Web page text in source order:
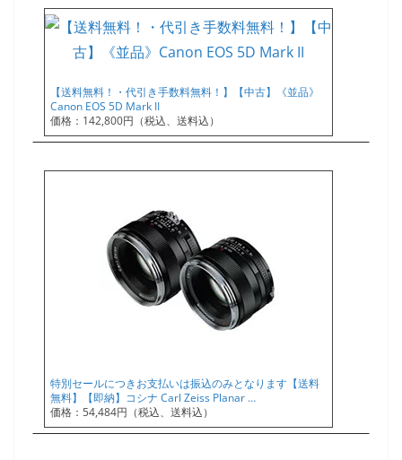
【送料無料！・代引き手数料無料！】【中古】《並品》
Canon EOS 5D Mark II
価格：142,800円（税込、送料込）
特別セールにつきお支払いは振込のみとなります【送料
無料】【即納】コシナ Carl Zeiss Planar …
価格：54,484円（税込、送料込）